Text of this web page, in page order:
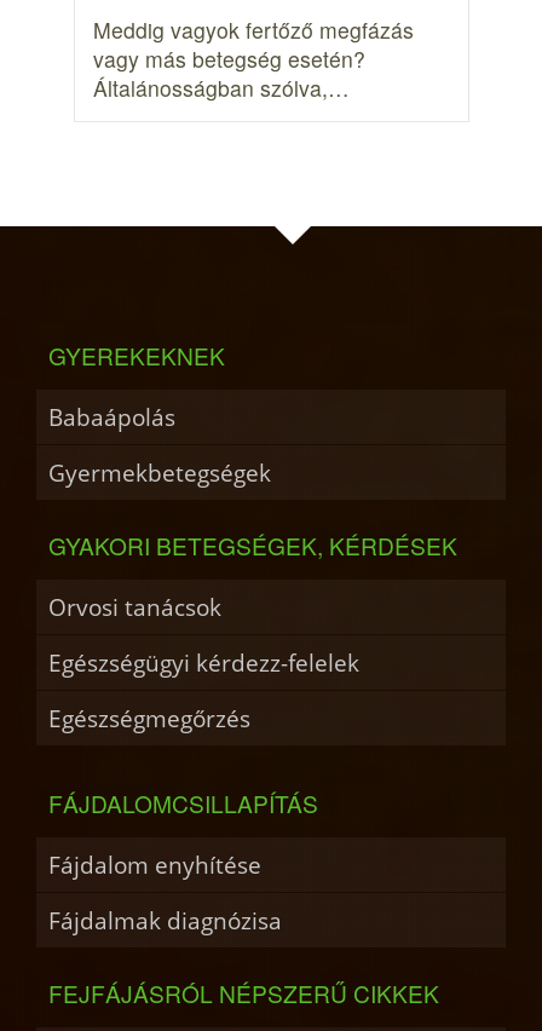
Meddig vagyok fertőző megfázás
vagy más betegség esetén?
Általánosságban szólva,…
GYEREKEKNEK
Babaápolás
Gyermekbetegségek
GYAKORI BETEGSÉGEK, KÉRDÉSEK
Orvosi tanácsok
Egészségügyi kérdezz-felelek
Egészségmegőrzés
FÁJDALOMCSILLAPÍTÁS
Fájdalom enyhítése
Fájdalmak diagnózisa
FEJFÁJÁSRÓL NÉPSZERŰ CIKKEK